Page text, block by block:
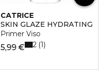
CATRICE
SKIN GLAZE HYDRATING
Primer Viso
5,99 € 2 1